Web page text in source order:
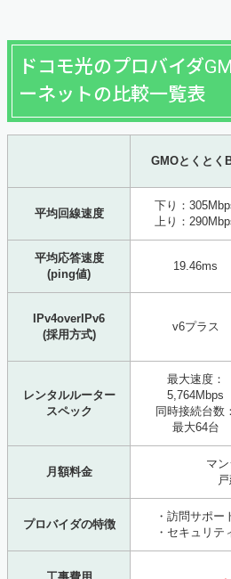
ドコモ光のプロバイダ
ーネットの比較一覧表
GMOとくとく
平均回線速度
下り：
上り：
平均応答速度
(ping値)
19.46ms
IPv4overIPv6
(採用方式)
v6プラス
レンタルルーター
スペック
最大速度：
5,764Mbps
同時接続台数：
最大64台
月額料金
マ
プロバイダの特徴
・訪問サポー
・セキュリテ